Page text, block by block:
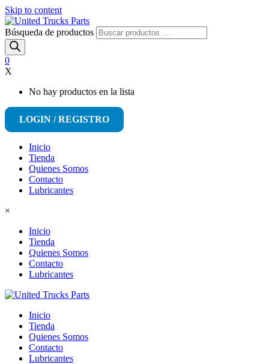
Skip to content
Búsqueda de productos
0
X
No hay productos en la lista
LOGIN / REGISTRO
Inicio
Tienda
Quienes Somos
Contacto
Lubricantes
×
Inicio
Tienda
Quienes Somos
Contacto
Lubricantes
Inicio
Tienda
Quienes Somos
Contacto
Lubricantes